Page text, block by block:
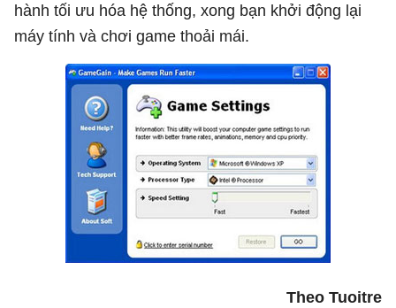
hành tối ưu hóa hệ thống, xong bạn khởi động lại
máy tính và chơi game thoải mái.
Theo Tuoitre